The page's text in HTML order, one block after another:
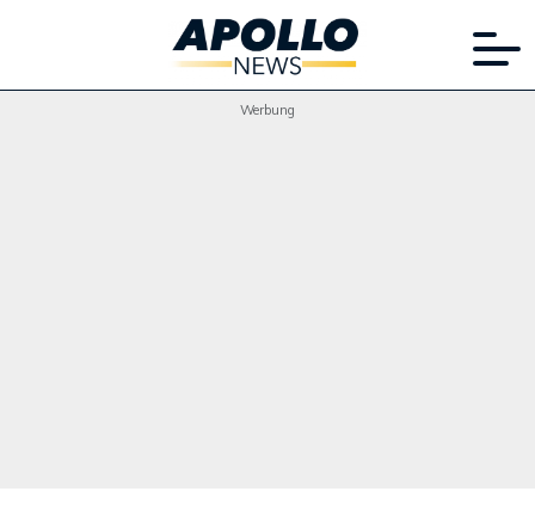
Werbung